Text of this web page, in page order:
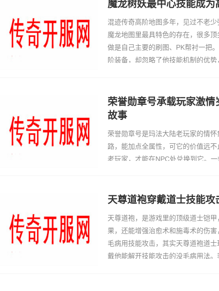
魔龙树妖最中心技能成为
混迹传奇高阶地图多年，见过不老
魔龙地图里最具特色的存在，很多
做是自己主要的刷图、PK帮衬一把
阶装备，却忽略了他技能机制的优
荣誉勋章号承载玩家激
故事
荣誉勋章号是玛法大陆老玩家的情
路，能加点全属性，可它的价值远
老玩家，才能在NPC处兑换到它。
热血的回忆。我
天尊道袍穿戴道士技能攻
天尊道袍，是游戏里的顶级道士铠
果，还能‌增强治愈术和施毒术的伤
毛病用技能攻击，其实天尊道袍道
戴他能解开技能攻击的没毛病用法